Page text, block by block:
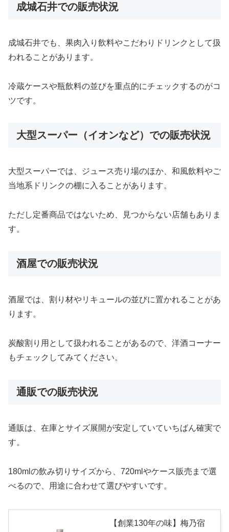
成城石井での販売状況
成城石井でも、果肉入り飲料やこだわりドリンクとして扱
われることがあります。
冷蔵ケースや瓶飲料の並びを重点的にチェックするのがコ
ツです。
大型スーパー（イオンなど）での販売状況
大型スーパーでは、ジュース売り場のほか、和風飲料やご
当地系ドリンクの棚に入ることがあります。
ただし定番商品ではないため、見つからない店舗もありま
す。
酒屋での販売状況
酒屋では、割り材やリキュールの並びに置かれることがあ
ります。
炭酸割り用として扱われることがあるので、洋酒コーナー
もチェックしてみてください。
通販での販売状況
通販は、在庫とサイズ展開が安定していていちばん確実で
す。
180mlの飲み切りサイズから、720mlやケース販売まで選
べるので、用途に合わせて選びやすいです。
【創業130年の味】梅乃宿